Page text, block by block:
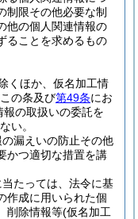
制限その他必要な制
他の個人関連情報の
ることを求めるもの
くほか、仮名加工情
の条及び第49条にお
の取扱いの委託を
い。
漏えいの防止その他
かつ適切な措置を講
たっては、法令に基
作成に用いられた個
削除情報等(仮名加工